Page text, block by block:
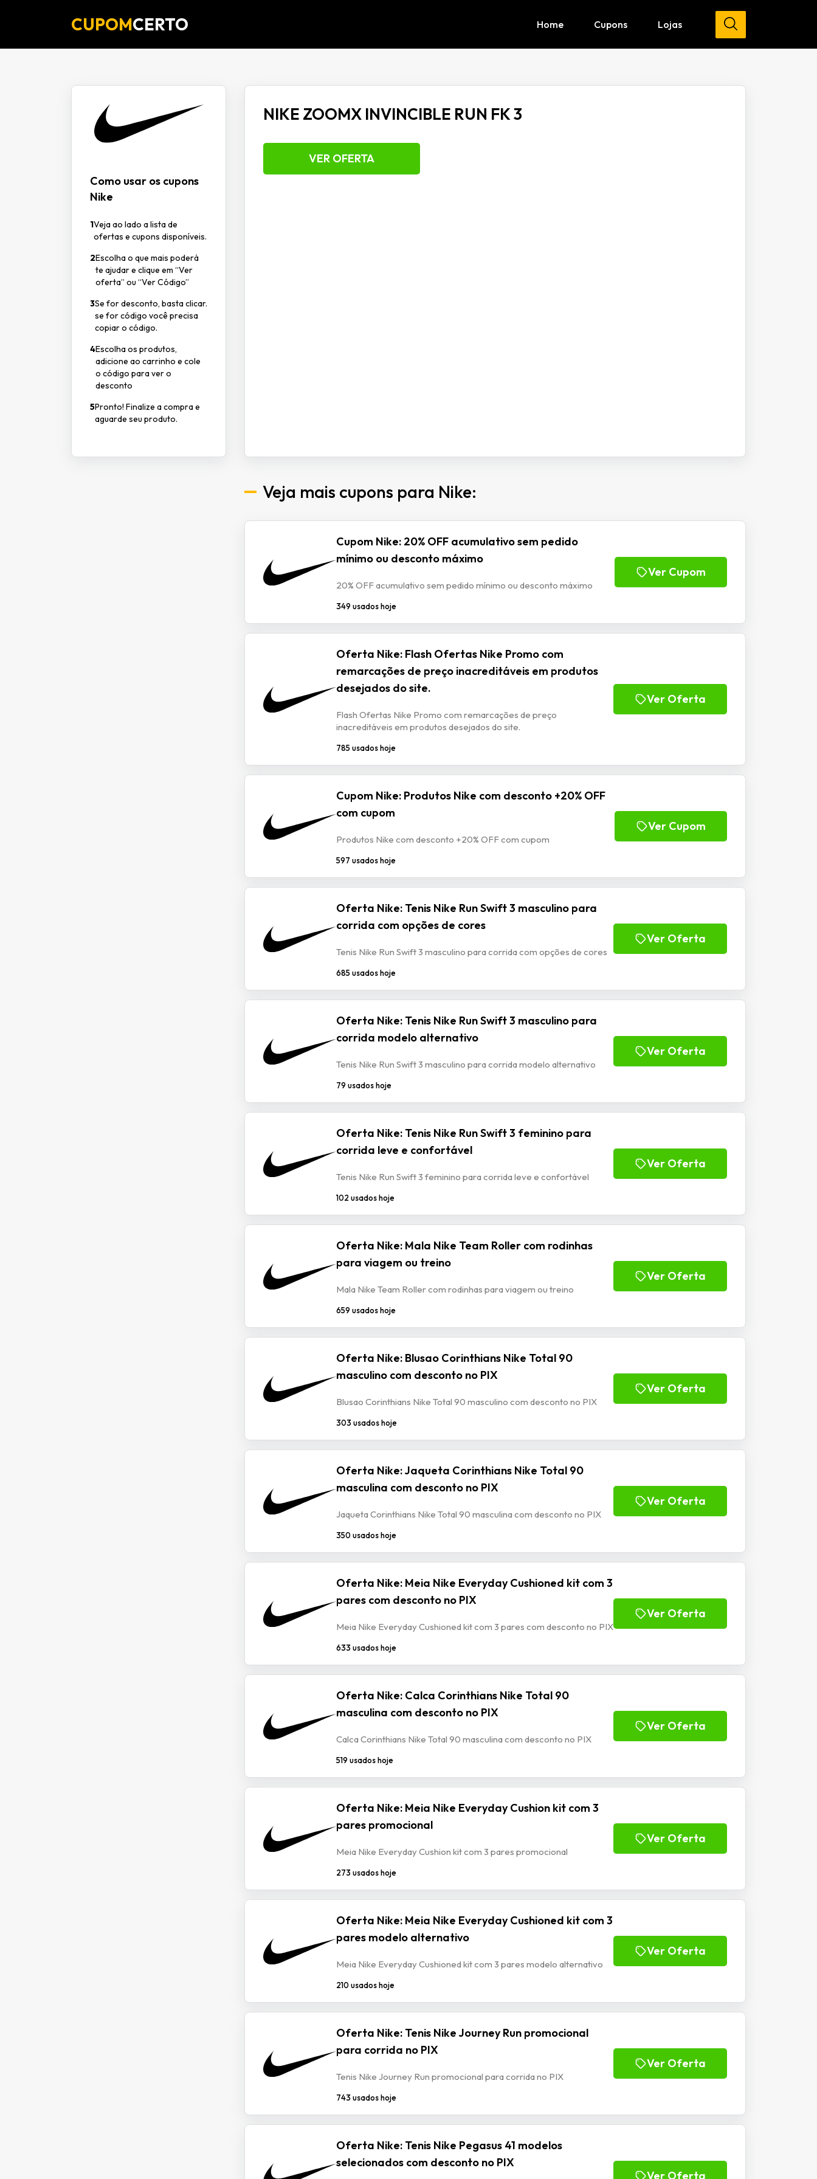
CUPOMCERTO Home Cupons Lojas
Como usar os cupons
Nike
1Veja ao lado a lista de
ofertas e cupons disponíveis.
2Escolha o que mais poderá
te ajudar e clique em “Ver
oferta” ou “Ver Código”
3Se for desconto, basta clicar.
se for código você precisa
copiar o código.
4Escolha os produtos,
adicione ao carrinho e cole
o código para ver o
desconto
5Pronto! Finalize a compra e
aguarde seu produto.
NIKE ZOOMX INVINCIBLE RUN FK 3
VER OFERTA
Veja mais cupons para Nike:
Cupom Nike: 20% OFF acumulativo sem pedido
mínimo ou desconto máximo
20% OFF acumulativo sem pedido mínimo ou desconto máximo
349 usados hoje
Ver Cupom
Oferta Nike: Flash Ofertas Nike Promo com
remarcações de preço inacreditáveis em produtos
desejados do site.
Flash Ofertas Nike Promo com remarcações de preço
inacreditáveis em produtos desejados do site.
785 usados hoje
Ver Oferta
Cupom Nike: Produtos Nike com desconto +20% OFF
com cupom
Produtos Nike com desconto +20% OFF com cupom
597 usados hoje
Ver Cupom
Oferta Nike: Tenis Nike Run Swift 3 masculino para
corrida com opções de cores
Tenis Nike Run Swift 3 masculino para corrida com opções de cores
685 usados hoje
Ver Oferta
Oferta Nike: Tenis Nike Run Swift 3 masculino para
corrida modelo alternativo
Tenis Nike Run Swift 3 masculino para corrida modelo alternativo
79 usados hoje
Ver Oferta
Oferta Nike: Tenis Nike Run Swift 3 feminino para
corrida leve e confortável
Tenis Nike Run Swift 3 feminino para corrida leve e confortável
102 usados hoje
Ver Oferta
Oferta Nike: Mala Nike Team Roller com rodinhas
para viagem ou treino
Mala Nike Team Roller com rodinhas para viagem ou treino
659 usados hoje
Ver Oferta
Oferta Nike: Blusao Corinthians Nike Total 90
masculino com desconto no PIX
Blusao Corinthians Nike Total 90 masculino com desconto no PIX
303 usados hoje
Ver Oferta
Oferta Nike: Jaqueta Corinthians Nike Total 90
masculina com desconto no PIX
Jaqueta Corinthians Nike Total 90 masculina com desconto no PIX
350 usados hoje
Ver Oferta
Oferta Nike: Meia Nike Everyday Cushioned kit com 3
pares com desconto no PIX
Meia Nike Everyday Cushioned kit com 3 pares com desconto no PIX
633 usados hoje
Ver Oferta
Oferta Nike: Calca Corinthians Nike Total 90
masculina com desconto no PIX
Calca Corinthians Nike Total 90 masculina com desconto no PIX
519 usados hoje
Ver Oferta
Oferta Nike: Meia Nike Everyday Cushion kit com 3
pares promocional
Meia Nike Everyday Cushion kit com 3 pares promocional
273 usados hoje
Ver Oferta
Oferta Nike: Meia Nike Everyday Cushioned kit com 3
pares modelo alternativo
Meia Nike Everyday Cushioned kit com 3 pares modelo alternativo
210 usados hoje
Ver Oferta
Oferta Nike: Tenis Nike Journey Run promocional
para corrida no PIX
Tenis Nike Journey Run promocional para corrida no PIX
743 usados hoje
Ver Oferta
Oferta Nike: Tenis Nike Pegasus 41 modelos
selecionados com desconto no PIX
Ver Oferta